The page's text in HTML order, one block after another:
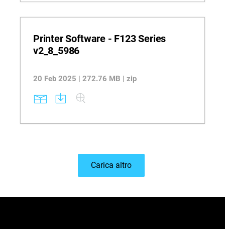
Printer Software - F123 Series
v2_8_5986
20 Feb 2025 | 272.76 MB | zip
Carica altro